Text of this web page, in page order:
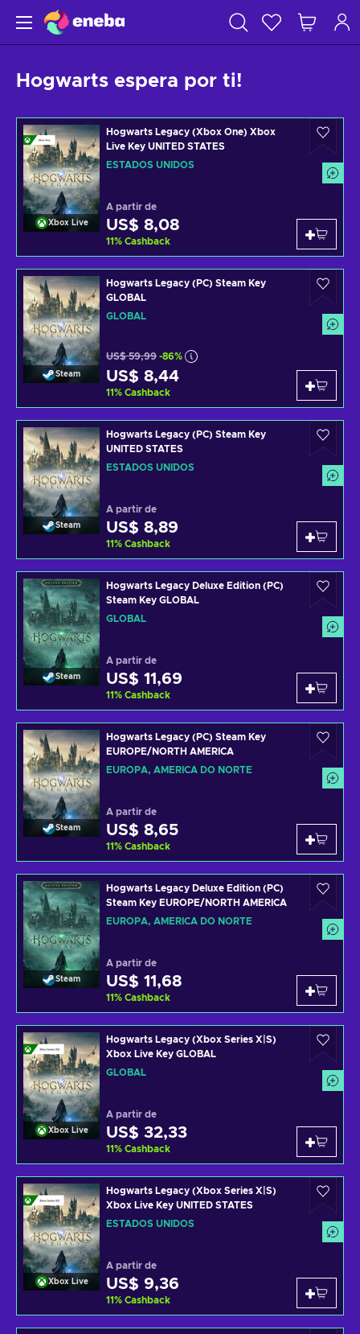
Hogwarts espera por ti!
Xbox Live
Hogwarts Legacy (Xbox One) Xbox
Live Key UNITED STATES
ESTADOS UNIDOS
A partir de
US$ 8,08
11% Cashback
Steam
Hogwarts Legacy (PC) Steam Key
GLOBAL
GLOBAL
US$ 59,99 -86%
US$ 8,44
11% Cashback
Steam
Hogwarts Legacy (PC) Steam Key
UNITED STATES
ESTADOS UNIDOS
A partir de
US$ 8,89
11% Cashback
Steam
Hogwarts Legacy Deluxe Edition (PC)
Steam Key GLOBAL
GLOBAL
A partir de
US$ 11,69
11% Cashback
Steam
Hogwarts Legacy (PC) Steam Key
EUROPE/NORTH AMERICA
EUROPA, AMÉRICA DO NORTE
A partir de
US$ 8,65
11% Cashback
Steam
Hogwarts Legacy Deluxe Edition (PC)
Steam Key EUROPE/NORTH AMERICA
EUROPA, AMÉRICA DO NORTE
A partir de
US$ 11,68
11% Cashback
Xbox Live
Hogwarts Legacy (Xbox Series X|S)
Xbox Live Key GLOBAL
GLOBAL
A partir de
US$ 32,33
11% Cashback
Xbox Live
Hogwarts Legacy (Xbox Series X|S)
Xbox Live Key UNITED STATES
ESTADOS UNIDOS
A partir de
US$ 9,36
11% Cashback